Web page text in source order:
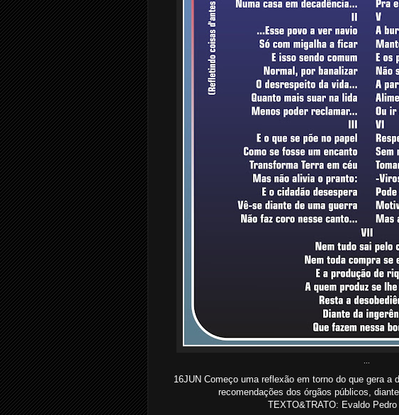
16JUN Começo uma reflexão em torno do que gera a
recomendações dos órgãos públicos,
TEXTO&TRATO: Evaldo